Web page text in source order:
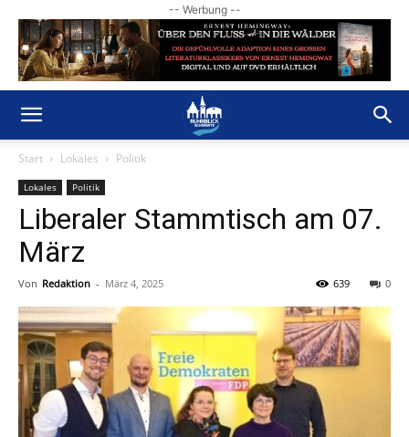
-- Werbung --
Start Lokales Politik
Lokales Politik
Liberaler Stammtisch am 07.
März
Von Redaktion - März 4, 2025 0
639